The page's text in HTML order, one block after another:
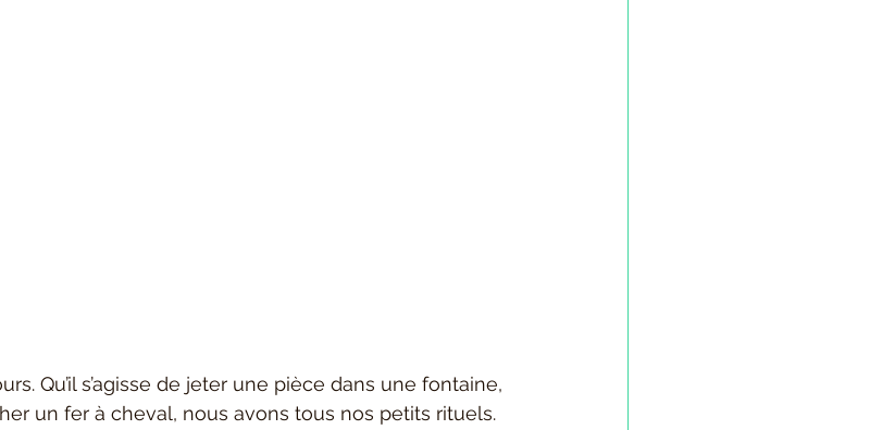
Qu’il s’agisse de jeter une pièce dans une fontaine,
un fer à cheval, nous avons tous nos petits rituels.